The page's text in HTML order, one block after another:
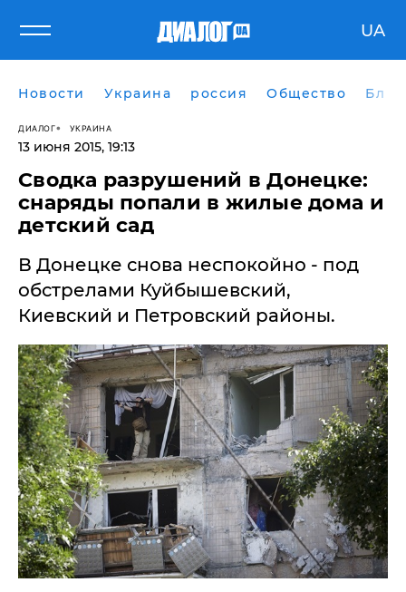
UA
Новости Украина россия Общество
ДИАЛОГ УКРАИНА
13 июня 2015, 19:13
Сводка разрушений в Донецке:
снаряды попали в жилые дома и
детский сад
В Донецке снова неспокойно - под
обстрелами Куйбышевский,
Киевский и Петровский районы.